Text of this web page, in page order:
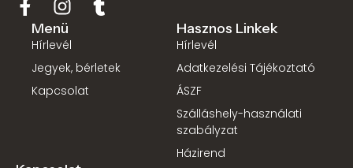
Menü
Hírlevél
Jegyek, bérletek
Kapcsolat
Hasznos Linkek
Hírlevél
Adatkezelési Tájékoztató
ÁSZF
Szálláshely-használati
szabályzat
Házirend